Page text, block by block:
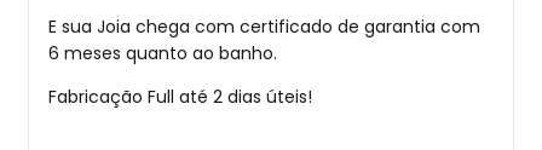
E sua Joia chega com certificado de garantia com
6 meses quanto ao banho.
Fabricação Full até 2 dias úteis!